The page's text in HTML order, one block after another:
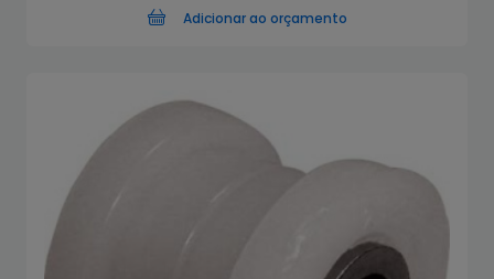
Adicionar ao orçamento